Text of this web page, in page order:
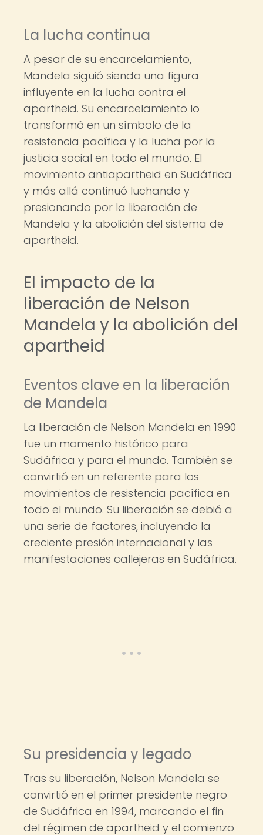
La lucha continua
A pesar de su encarcelamiento,
Mandela siguió siendo una figura
influyente en la lucha contra el
apartheid. Su encarcelamiento lo
transformó en un símbolo de la
resistencia pacífica y la lucha por la
justicia social en todo el mundo. El
movimiento antiapartheid en Sudáfrica
y más allá continuó luchando y
presionando por la liberación de
Mandela y la abolición del sistema de
apartheid.
El impacto de la
liberación de Nelson
Mandela y la abolición del
apartheid
Eventos clave en la liberación
de Mandela
La liberación de Nelson Mandela en 1990
fue un momento histórico para
Sudáfrica y para el mundo. También se
convirtió en un referente para los
movimientos de resistencia pacífica en
todo el mundo. Su liberación se debió a
una serie de factores, incluyendo la
creciente presión internacional y las
manifestaciones callejeras en Sudáfrica.
Su presidencia y legado
Tras su liberación, Nelson Mandela se
convirtió en el primer presidente negro
de Sudáfrica en 1994, marcando el fin
del régimen de apartheid y el comienzo